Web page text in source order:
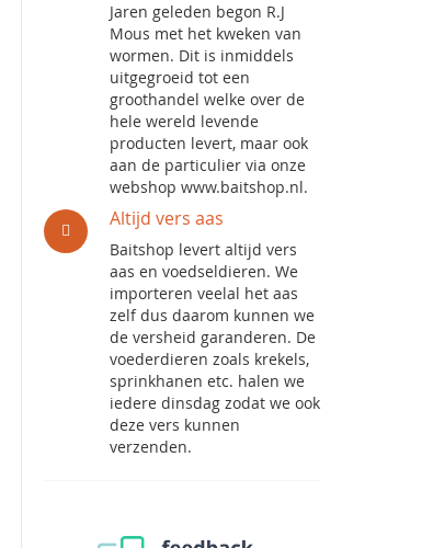
Jaren geleden begon R.J
Mous met het kweken van
wormen. Dit is inmiddels
uitgegroeid tot een
groothandel welke over de
hele wereld levende
producten levert, maar ook
aan de particulier via onze
webshop www.baitshop.nl.
Altijd vers aas
Baitshop levert altijd vers
aas en voedseldieren. We
importeren veelal het aas
zelf dus daarom kunnen we
de versheid garanderen. De
voederdieren zoals krekels,
sprinkhanen etc. halen we
iedere dinsdag zodat we ook
deze vers kunnen
verzenden.